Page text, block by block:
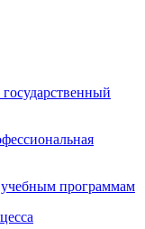
программам